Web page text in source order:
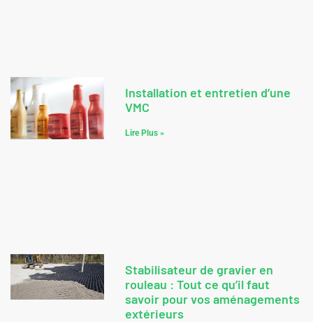
Installation et entretien d’une
VMC
Lire Plus »
Stabilisateur de gravier en
rouleau : Tout ce qu’il faut
savoir pour vos aménagements
extérieurs